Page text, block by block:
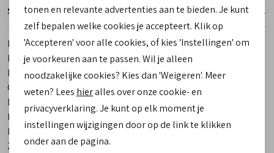
Specificaties
Merk
Teva
Leveranciercode
1001474-CLBP Terra Fi Lite
Bestelcode
00027692-1
Categorie
Outdoor sandalen dames
Kleur
Materiaal buitenkant
Combinatie materiaal
Materiaal binnenkant
Textiel
Zool
tonen en relevante advertenties aan te bieden. Je kunt
zelf bepalen welke cookies je accepteert. Klik op
'Accepteren' voor alle cookies, of kies 'Instellingen' om
je voorkeuren aan te passen. Wil je alleen
noodzakelijke cookies? Kies dan 'Weigeren'. Meer
weten? Lees hieralles over onze cookie- en
privacyverklaring. Je kunt op elk moment je
instellingen wijzigingen door op de link te klikken
onder aan de pagina.